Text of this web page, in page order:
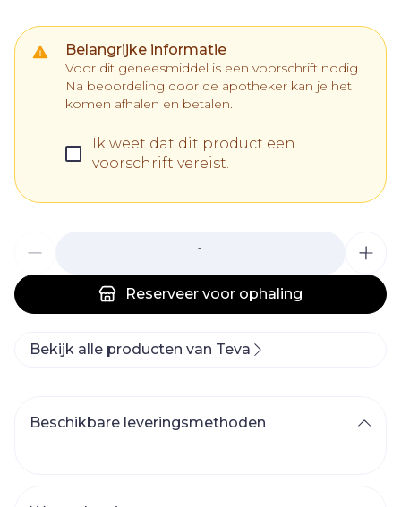
Belangrijke informatie
Voor dit geneesmiddel is een voorschrift nodig.
Na beoordeling door de apotheker kan je het
komen afhalen en betalen.
Ik weet dat dit product een
voorschrift vereist.
Reserveer voor ophaling
Bekijk alle producten van Teva
Beschikbare leveringsmethoden